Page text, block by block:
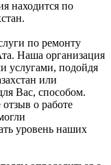
находится по
по ремонту
Наша организация
услугами, подойдя
или
Вас, способом.
о работе
уровень наших